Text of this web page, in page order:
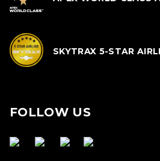
SKYTRAX 5-STAR
FOLLOW US